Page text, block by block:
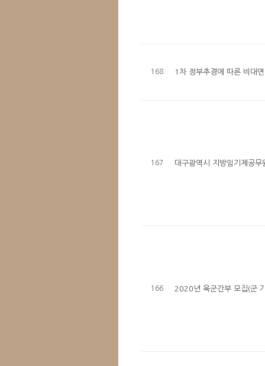
168 1차 정부추경에 따른 비대
167 대구광역시 지방임기제공
166 2020년 육군간부 모집(군